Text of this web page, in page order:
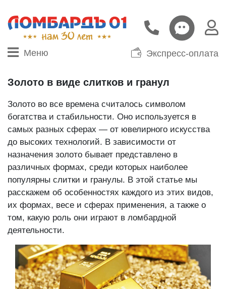
Меню Экспресс-оплата
Золото в виде слитков и гранул
Золото во все времена считалось символом
богатства и стабильности. Оно используется в
самых разных сферах — от ювелирного искусства
до высоких технологий. В зависимости от
назначения золото бывает представлено в
различных формах, среди которых наиболее
популярны слитки и гранулы. В этой статье мы
расскажем об особенностях каждого из этих видов,
их формах, весе и сферах применения, а также о
том, какую роль они играют в ломбардной
деятельности.